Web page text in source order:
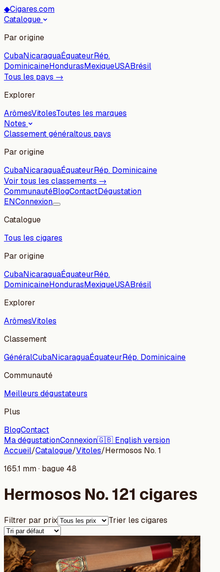
◆Cigares.com
Catalogue
Par origine
CubaNicaraguaÉquateurRép.
DominicaineHondurasMexiqueUSABrésil
Tous les pays →
Explorer
ArômesVitolesToutes les marques
Notes
Classement généraltous pays
Par origine
CubaNicaraguaÉquateurRép. Dominicaine
Voir tous les classements →
CommunautéBlogContactDégustation
ENConnexion
Catalogue
Tous les cigares
Par origine
CubaNicaraguaÉquateurRép.
DominicaineHondurasMexiqueUSABrésil
Explorer
ArômesVitoles
Classement
GénéralCubaNicaraguaÉquateurRép. Dominicaine
Communauté
Meilleurs dégustateurs
Plus
BlogContact
Ma dégustationConnexion🇬🇧 English version
Accueil/Catalogue/Vitoles/Hermosos No. 1
165.1 mm · bague 48
Hermosos No. 121 cigares
Filtrer par prix Trier les cigares